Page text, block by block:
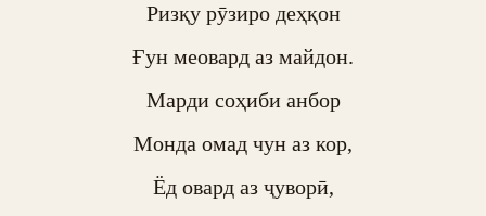
Ризқу рӯзиро деҳқон
Ғун меовард аз майдон.
Марди соҳиби анбор
Монда омад чун аз кор,
Ёд овард аз ҷуворӣ,